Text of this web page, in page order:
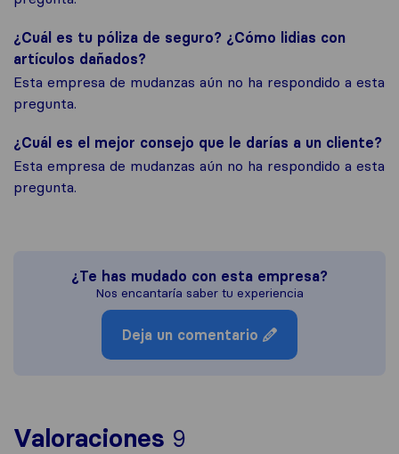
¿Cuál es tu póliza de seguro? ¿Cómo lidias con
artículos dañados?
Esta empresa de mudanzas aún no ha respondido a esta
pregunta.
¿Cuál es el mejor consejo que le darías a un cliente?
Esta empresa de mudanzas aún no ha respondido a esta
pregunta.
¿Te has mudado con esta empresa?
Nos encantaría saber tu experiencia
Deja un comentario
Valoraciones 9